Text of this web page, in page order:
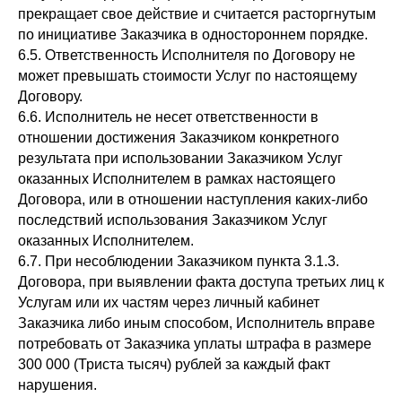
прекращает свое действие и считается расторгнутым
по инициативе Заказчика в одностороннем порядке.
6.5. Ответственность Исполнителя по Договору не
может превышать стоимости Услуг по настоящему
Договору.
6.6. Исполнитель не несет ответственности в
отношении достижения Заказчиком конкретного
результата при использовании Заказчиком Услуг
оказанных Исполнителем в рамках настоящего
Договора, или в отношении наступления каких-либо
последствий использования Заказчиком Услуг
оказанных Исполнителем.
6.7. При несоблюдении Заказчиком пункта 3.1.3.
Договора, при выявлении факта доступа третьих лиц к
Услугам или их частям через личный кабинет
Заказчика либо иным способом, Исполнитель вправе
потребовать от Заказчика уплаты штрафа в размере
300 000 (Триста тысяч) рублей за каждый факт
нарушения.